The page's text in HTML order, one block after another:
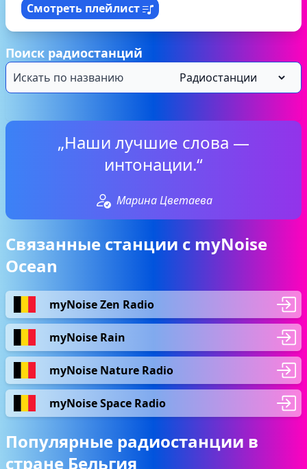
Смотреть плейлист
Поиск радиостанций
„Наши лучшие слова —
интонации.“
Марина Цветаева
Связанные станции с myNoise
Ocean
myNoise Zen Radio
myNoise Rain
myNoise Nature Radio
myNoise Space Radio
Популярные радиостанции в
стране Бельгия